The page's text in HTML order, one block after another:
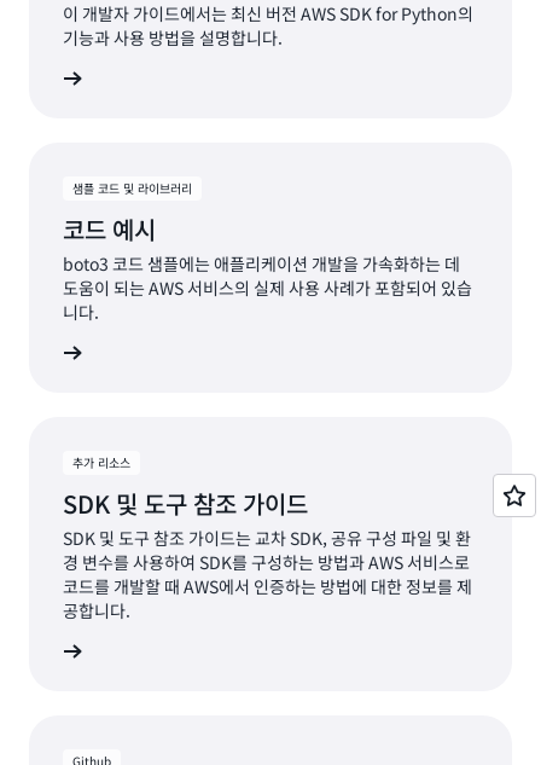
이 개발자 가이드에서는 최신 버전 AWS SDK for Python의
기능과 사용 방법을 설명합니다.
샘플 코드 및 라이브러리
코드 예시
boto3 코드 샘플에는 애플리케이션 개발을 가속화하는 데
도움이 되는 AWS 서비스의 실제 사용 사례가 포함되어 있습
니다.
추가 리소스
SDK 및 도구 참조 가이드
SDK 및 도구 참조 가이드는 교차 SDK, 공유 구성 파일 및 환
경 변수를 사용하여 SDK를 구성하는 방법과 AWS 서비스로
코드를 개발할 때 AWS에서 인증하는 방법에 대한 정보를 제
공합니다.
Github